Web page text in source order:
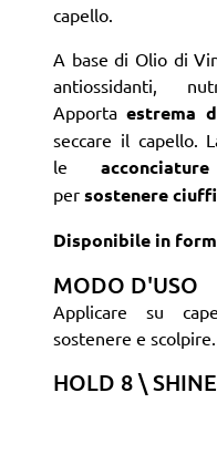
capello.
A base di Olio di
antiossidanti,
Apportaestrema
seccare il capello.
le
per sostenere
Disponibile in
MODO D'USO
Applicare su
sostenere e scolpire.
HOLD 8 \